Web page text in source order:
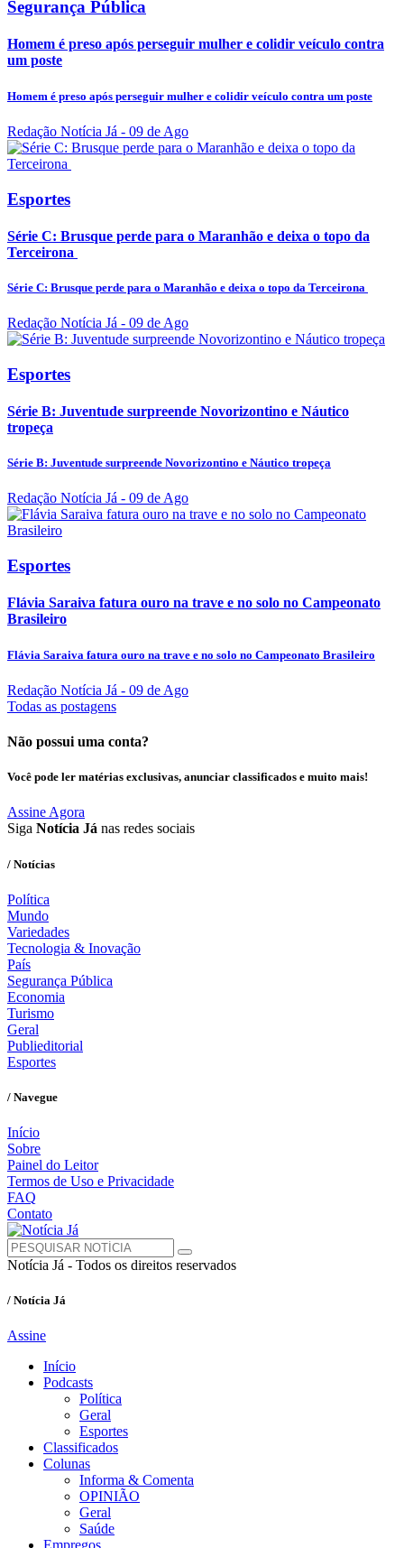
Segurança Pública
Homem é preso após perseguir mulher e colidir veículo contra
um poste
Homem é preso após perseguir mulher e colidir veículo contra um poste
Redação Notícia Já - 09 de Ago
Esportes
Série C: Brusque perde para o Maranhão e deixa o topo da
Terceirona
Série C: Brusque perde para o Maranhão e deixa o topo da Terceirona
Redação Notícia Já - 09 de Ago
Esportes
Série B: Juventude surpreende Novorizontino e Náutico
tropeça
Série B: Juventude surpreende Novorizontino e Náutico tropeça
Redação Notícia Já - 09 de Ago
Esportes
Flávia Saraiva fatura ouro na trave e no solo no Campeonato
Brasileiro
Flávia Saraiva fatura ouro na trave e no solo no Campeonato Brasileiro
Redação Notícia Já - 09 de Ago
Todas as postagens
Não possui uma conta?
Você pode ler matérias exclusivas, anunciar classificados e muito mais!
Assine Agora
Siga Notícia Já nas redes sociais
/ Notícias
Política
Mundo
Variedades
Tecnologia & Inovação
País
Segurança Pública
Economia
Turismo
Geral
Publieditorial
Esportes
/ Navegue
Início
Sobre
Painel do Leitor
Termos de Uso e Privacidade
FAQ
Contato
Notícia Já - Todos os direitos reservados
/ Notícia Já
Assine
Início
Podcasts
Política
Geral
Esportes
Classificados
Colunas
Informa & Comenta
OPINIÃO
Geral
Saúde